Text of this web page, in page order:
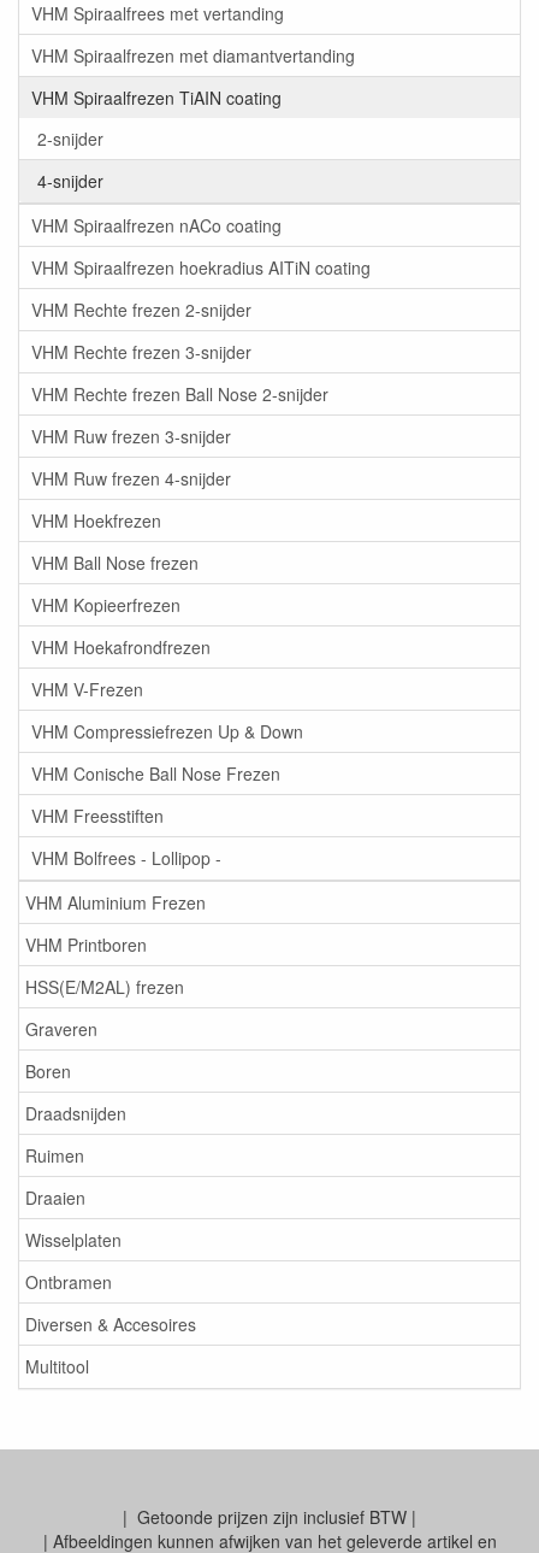
VHM Spiraalfrees met vertanding
VHM Spiraalfrezen met diamantvertanding
VHM Spiraalfrezen TiAIN coating
2-snijder
4-snijder
VHM Spiraalfrezen nACo coating
VHM Spiraalfrezen hoekradius AITiN coating
VHM Rechte frezen 2-snijder
VHM Rechte frezen 3-snijder
VHM Rechte frezen Ball Nose 2-snijder
VHM Ruw frezen 3-snijder
VHM Ruw frezen 4-snijder
VHM Hoekfrezen
VHM Ball Nose frezen
VHM Kopieerfrezen
VHM Hoekafrondfrezen
VHM V-Frezen
VHM Compressiefrezen Up & Down
VHM Conische Ball Nose Frezen
VHM Freesstiften
VHM Bolfrees - Lollipop -
VHM Aluminium Frezen
VHM Printboren
HSS(E/M2AL) frezen
Graveren
Boren
Draadsnijden
Ruimen
Draaien
Wisselplaten
Ontbramen
Diversen & Accesoires
Multitool
| Getoonde prijzen zijn inclusief BTW |
| Afbeeldingen kunnen afwijken van het geleverde artikel en